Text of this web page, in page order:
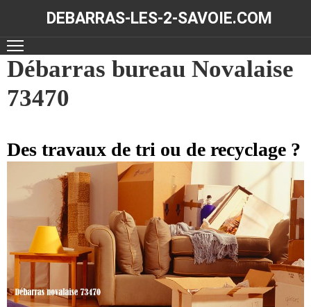
DEBARRAS-LES-2-SAVOIE.COM
ACCUEIL
DÉBARRAS
Débarras bureau Novalaise
73470
Des travaux de tri ou de recyclage ?